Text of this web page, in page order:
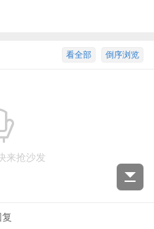
倒序浏览
看全部
来抢沙发
复